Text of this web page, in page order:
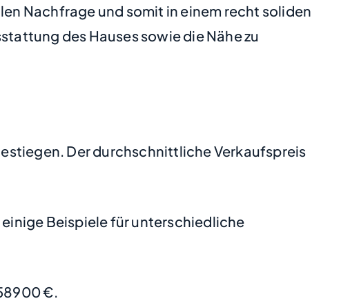
Nachfrage und somit in einem recht soliden
des Hauses sowie die Nähe zu
Der durchschnittliche Verkaufspreis
Beispiele für unterschiedliche
€.